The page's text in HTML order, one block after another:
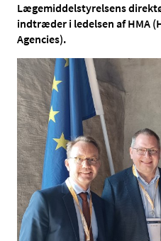
Lægemiddelstyrelsens
indtræder i ledelsen af HMA
Agencies).